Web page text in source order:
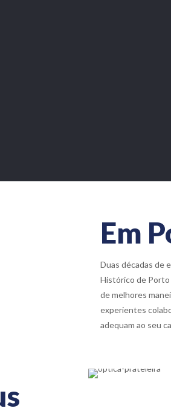
Em
Duas décadas de
Histórico de Porto
de melhores
experientes
adequam ao seu